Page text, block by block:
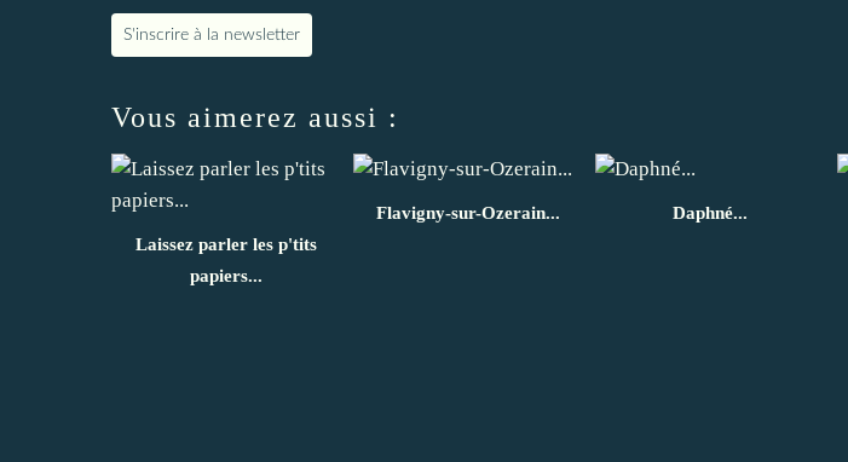
S'inscrire à la newsletter
Vous aimerez aussi :
Laissez parler les p'tits
papiers...
Flavigny-sur-Ozerain... Daphné...